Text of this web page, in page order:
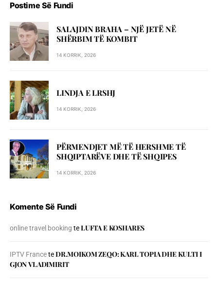
Postime Së Fundi
SALAJDIN BRAHA – NJЁ JETЁ NЁ
SHЁRBIM TЁ KOMBIT
14 KORRIK, 2026
LINDJA E LRSHJ
14 KORRIK, 2026
PËRMENDJET MË TË HERSHME TË
SHQIPTARËVE DHE TË SHQIPES
14 KORRIK, 2026
Komente Së Fundi
online travel booking teLUFTA E KOSHARES
IPTV FranceteDR.MOIKOM ZEQO: KARL TOPIA DHE KULTI I
GJON VLADIMIRIT